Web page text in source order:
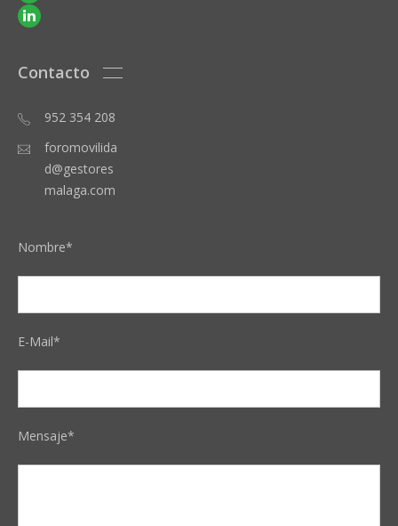
Contacto
952 354 208
foromovilida
d@gestores
malaga.com
Nombre*
E-Mail*
Mensaje*